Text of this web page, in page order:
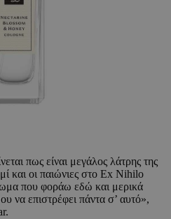
πως είναι μεγάλος λάτρης της
και οι παιώνιες στο Ex Nihilo
που φοράω εδώ και μερικά
να επιστρέφει πάντα σ’ αυτό»,